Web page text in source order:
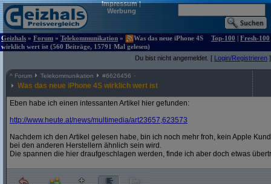
Impressum|
Werbung
Geizhals » Forum » Telekommunikation »
Was das neue iPhone 4S
wirklich wert ist (560 Beiträge, 15791 Mal gelesen)
Top-100 | Fresh-100
Du bist nicht angemeldet. [ Login/Registrieren ]
^ Forum Telekommunikation #6626456
Was das neue iPhone 4S wirklich wert ist
Eben habe ich einen intessanten Artikel hier gefunden:
http://www.heute.at/news/multimedia/art23657,623573
Nachdem ich den Artikel gelesen habe, bin ich noch mehr froh, kein Apple
bei den anderen Herstellern ähnlich sein wird.
Die spannen die hier draufgeschlagen werden, finde ich aber doch etwas